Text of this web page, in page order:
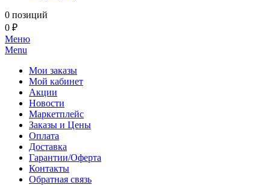
0 позиций
0 ₽
Меню
Menu
Мои заказы
Мой кабинет
Акции
Новости
Маркетплейс
Заказы и Цены
Оплата
Доставка
Гарантии/Оферта
Контакты
Обратная связь